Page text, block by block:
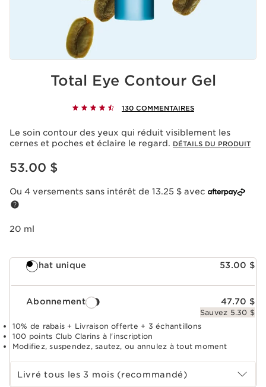
Total Eye Contour Gel
130 COMMENTAIRES
Le soin contour des yeux qui réduit visiblement les
cernes et poches et éclaire le regard. DÉTAILS DU PRODUIT
Nouveau prix 53.00 $
53.00 $
Ou 4 versements sans intérêt de 13.25 $ avec
20 ml
Achat unique 53.00 $
Abonnement 47.70 $
Sauvez 5.30 $
10% de rabais + Livraison offerte + 3 échantillons
100 points Club Clarins à l'inscription
Modifiez, suspendez, sautez, ou annulez à tout moment
Choisir la période d''abonnement
Livré tous les 3 mois (recommandé)